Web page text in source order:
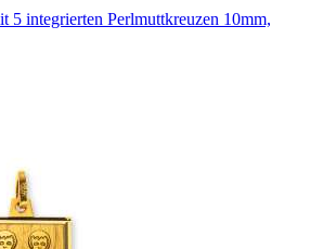
5 integrierten Perlmuttkreuzen 10mm,